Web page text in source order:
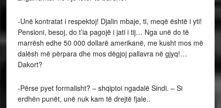
-Unë kontratat i respektoj! Djalin mbaje, ti, meqë është i yti!
Pensioni, besoj, do t’ia pagojë i jati i tij… Nga unë do të
marrësh edhe 50 000 dollarë amerikanë, me kusht mos më
dalësh më përpara dhe mos dëgjoj pallavra në gjyq!…
Dakort?
-Përse pyet formalisht? – shqiptoi ngadalë Sindi. – Si
erdhën punët, unë nuk kam të drejtë fjale..